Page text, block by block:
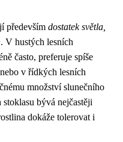
především dostatek světla,
. V hustých lesních
často, preferuje spíše
v řídkých lesních
množství slunečního
bývá nejčastěji
dokáže tolerovat i